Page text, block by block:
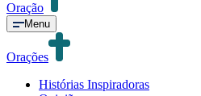
Oração
Menu
Orações
Histórias Inspiradoras